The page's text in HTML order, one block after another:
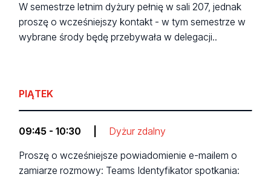
W semestrze letnim dyżury pełnię w sali 207, jednak
proszę o wcześniejszy kontakt - w tym semestrze w
wybrane środy będę przebywała w delegacji..
PIĄTEK
09:45 - 10:30 Dyżur zdalny
Proszę o wcześniejsze powiadomienie e-mailem o
zamiarze rozmowy: Teams Identyfikator spotkania: